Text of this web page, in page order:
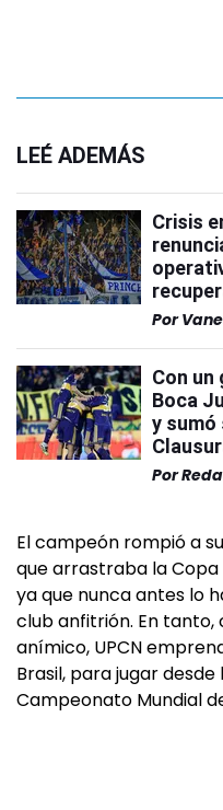
LEÉ ADEMÁS
Crisis
Por
Con un
Boca
y sumó
Por
El campeón rompió a
que arrastraba la
ya que nunca antes lo
club anfitrión. En
anímico, UPCN
Brasil, para jugar
Campeonato Mundial